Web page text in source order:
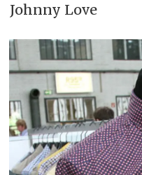
Johnny Love